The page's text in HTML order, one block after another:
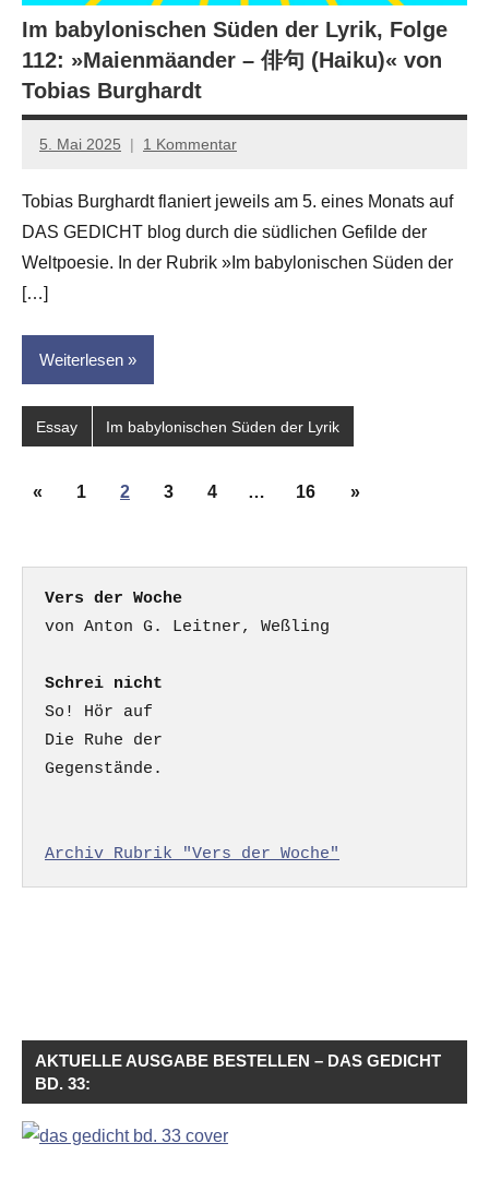
Im babylonischen Süden der Lyrik, Folge
112: »Maienmäander – 俳句 (Haiku)« von
Tobias Burghardt
5. Mai 2025
Jan-
Hornauer
für
dasgedichtblog
1 Kommentar
Tobias Burghardt flaniert jeweils am 5. eines Monats auf
DAS GEDICHT blog durch die südlichen Gefilde der
Weltpoesie. In der Rubrik »Im babylonischen Süden der
[…]
Weiterlesen
Essay Im babylonischen Süden der Lyrik
Seitennummerierung
«Vorherige
1 2 3 4 … 16
Nächste
»
Vers der Woche
Schrei nicht
So! Hör auf
Die Ruhe der
Gegenstände.
Archiv Rubrik "Vers der Woche"
AKTUELLE AUSGABE BESTELLEN – DAS GEDICHT
BD. 33: